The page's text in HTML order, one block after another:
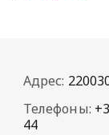
Адрес:
Телефоны:
44